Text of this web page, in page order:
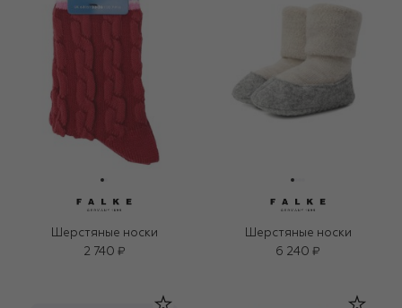
Шерстяные носки
2 740 ₽
Шерстяные носки
6 240 ₽